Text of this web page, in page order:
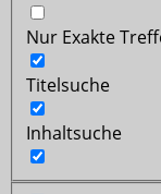
Nur Exakte
Titelsuche
Inhaltsuche